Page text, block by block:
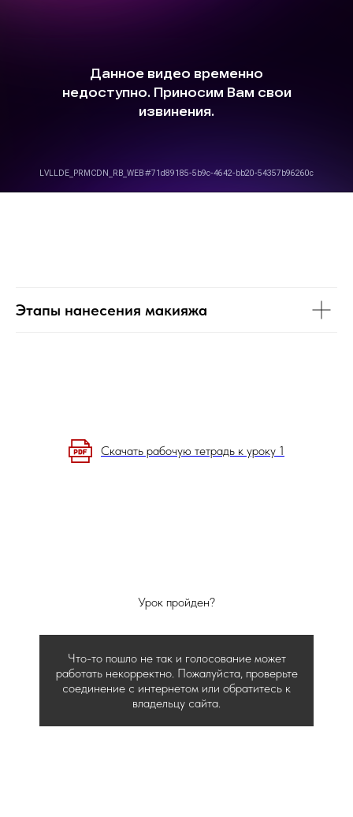
Этапы нанесения макияжа
Скачать рабочую тетрадь к уроку 1
Урок пройден?
Что-то пошло не так и голосование может
работать некорректно. Пожалуйста, проверьте
соединение с интернетом или обратитесь к
владельцу сайта.